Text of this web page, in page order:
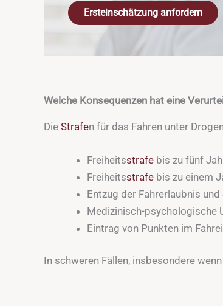
Ersteinschätzung anfordern
Welche Konsequenzen hat eine
Die Strafen für das Fahren unter
Freiheitsstrafe bis zu fünf
Freiheitsstrafe bis zu einem
Entzug der Fahrerlaubnis
Medizinisch-psychologische
Eintrag von Punkten im
In schweren Fällen, insbesondere